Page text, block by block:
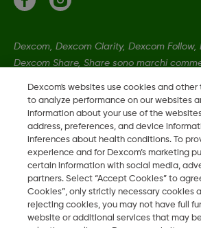
Dexcom, Dexcom Clarity, Dexcom Follow,
Dexcom Share, Share sono marchi
paesi.
LBL014350 Rev 004
2026 Dexcom, Inc. Tutti i diritti riservati.
Dexcom's websites use cookies and
to analyze performance on our websites
information about your use of the
address, preferences, and device
inferences about health conditions. To
experience and for Dexcom’s marketing
certain information with social media,
partners. Select “Accept Cookies” to
Cookies”, only strictly necessary cookies
rejecting cookies, you may not have full
website or additional services that may